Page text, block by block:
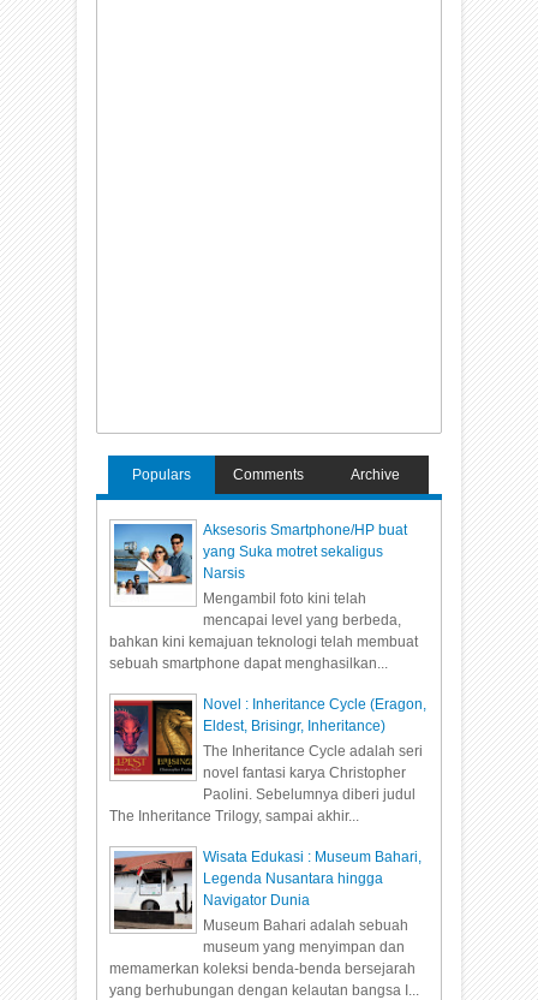
Populars Comments Archive
Aksesoris Smartphone/HP buat
yang Suka motret sekaligus
Narsis
Mengambil foto kini telah
mencapai level yang berbeda,
bahkan kini kemajuan teknologi telah membuat
sebuah smartphone dapat menghasilkan...
Novel : Inheritance Cycle (Eragon,
Eldest, Brisingr, Inheritance)
The Inheritance Cycle adalah seri
novel fantasi karya Christopher
Paolini. Sebelumnya diberi judul
The Inheritance Trilogy, sampai akhir...
Wisata Edukasi : Museum Bahari,
Legenda Nusantara hingga
Navigator Dunia
Museum Bahari adalah sebuah
museum yang menyimpan dan
memamerkan koleksi benda-benda bersejarah
yang berhubungan dengan kelautan bangsa I...